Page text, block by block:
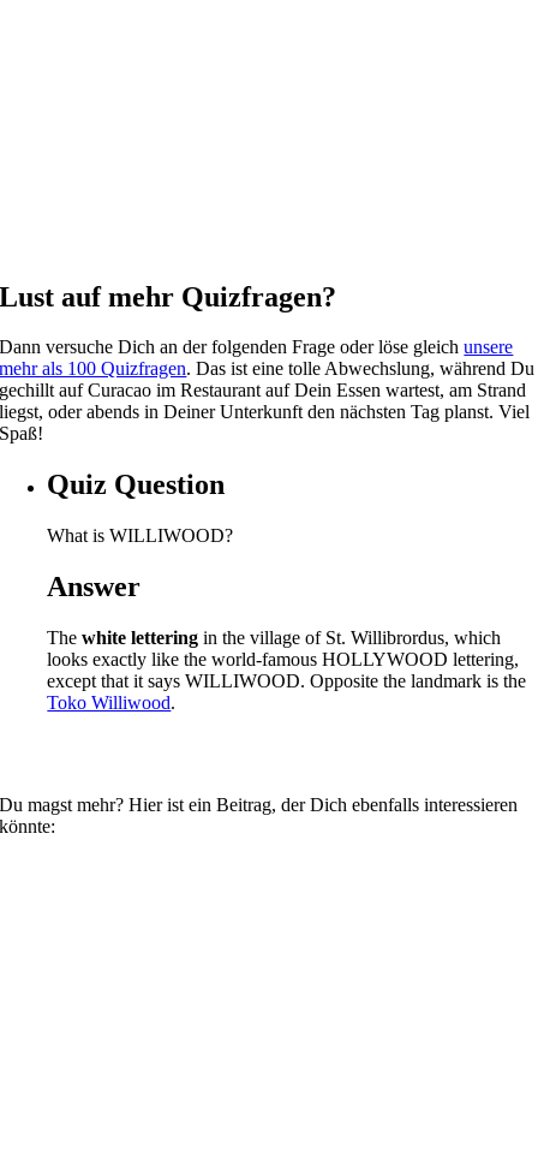
Lust auf mehr Quizfragen?
Dann versuche Dich an der folgenden Frage oder löse gleichunsere
mehr als 100 Quizfragen. Das ist eine tolle Abwechslung, während Du
gechillt auf Curacao im Restaurant auf Dein Essen wartest, am Strand
liegst, oder abends in Deiner Unterkunft den nächsten Tag planst. Viel
Spaß!
Quiz Question
What is WILLIWOOD?
Answer
Thewhite lettering in the village of St. Willibrordus, which
looks exactly like the world-famous HOLLYWOOD lettering,
except that it says WILLIWOOD. Opposite the landmark is the
Toko Williwood.
Du magst mehr? Hier ist ein Beitrag, der Dich ebenfalls interessieren
könnte: